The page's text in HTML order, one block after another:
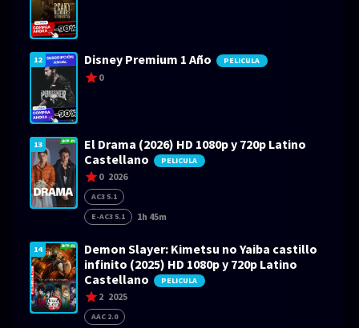
12 Disney Premium 1 Año PELICULA
0
13
El Drama (2026) HD 1080p y 720p Latino
Castellano
PELICULA
0 2026
AC3 5.1
E-AC3 5.1
1h 45m
14
Demon Slayer: Kimetsu no Yaiba castillo
infinito (2025) HD 1080p y 720p Latino
Castellano
PELICULA
2 2025
AAC 2.0